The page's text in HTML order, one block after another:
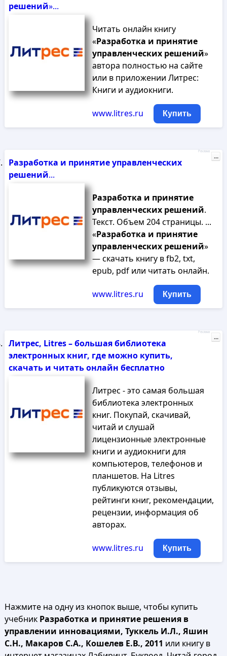
решений»...
Читать онлайн книгу
«Разработка и принятие
управленческих решений»
автора полностью на сайте
или в приложении Литрес:
Книги и аудиокниги.
www.litres.ru Купить
Разработка и принятиеуправленческих
решений...
Разработка и принятие
управленческих решений.
Текст. Объем 204 страницы. ...
«Разработка и принятие
управленческих решений»
— скачать книгу в fb2, txt,
epub, pdf или читать онлайн.
www.litres.ru Купить
Реклама
...
Литрес, Litres – большая библиотека
электронных книг, где можно купить,
скачать и читать онлайн бесплатно
Литрес - это самая большая
библиотека электронных
книг. Покупай, скачивай,
читай и слушай
лицензионные электронные
книги и аудиокниги для
компьютеров, телефонов и
планшетов. На Litres
публикуются отзывы,
рейтинги книг, рекомендации,
рецензии, информация об
авторах.
www.litres.ru Купить
Реклама
...
Нажмите на одну из кнопок выше, чтобы купить
учебник Разработка и принятие решения в
управлении инновациями, Туккель И.Л., Яшин
С.Н., Макаров С.А., Кошелев Е.В., 2011 или книгу в